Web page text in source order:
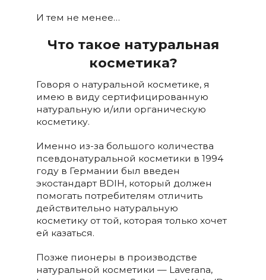
И тем не менее…
Что такое натуральная
косметика?
Говоря о натуральной косметике, я
имею в виду сертифицированную
натуральную и/или органическую
косметику.
Именно из-за большого количества
псевдонатуральной косметики в 1994
году в Германии был введен
экостандарт BDIH, который должен
помогать потребителям отличить
действительно натуральную
косметику от той, которая только хочет
ей казаться.
Позже пионеры в производстве
натуральной косметики — Laverana,